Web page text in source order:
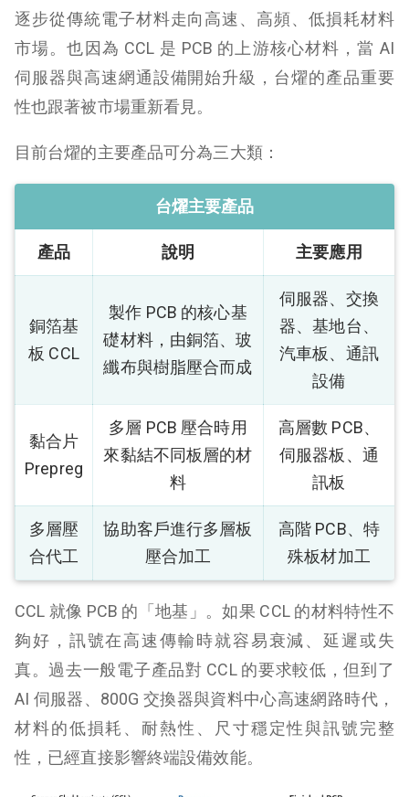
逐步從傳統電子材料走向高速、高頻、低損耗材料
市場。也因為 CCL 是 PCB 的上游核心材料，當 AI
伺服器與高速網通設備開始升級，台燿的產品重要
性也跟著被市場重新看見。
目前台燿的主要產品可分為三大類：
台燿主要產品
產品 說明 主要應用
銅箔基
板 CCL
製作 PCB 的核心基
礎材料，由銅箔、玻
纖布與樹脂壓合而成
伺服器、交換
器、基地台、
汽車板、通訊
設備
黏合片
Prepreg
多層 PCB 壓合時用
來黏結不同板層的材
料
高層數 PCB、
伺服器板、通
訊板
多層壓
合代工
協助客戶進行多層板
壓合加工
高階 PCB、特
殊板材加工
CCL 就像 PCB 的「地基」。如果 CCL 的材料特性不
夠好，訊號在高速傳輸時就容易衰減、延遲或失
真。過去一般電子產品對 CCL 的要求較低，但到了
AI 伺服器、800G 交換器與資料中心高速網路時代，
材料的低損耗、耐熱性、尺寸穩定性與訊號完整
性，已經直接影響終端設備效能。